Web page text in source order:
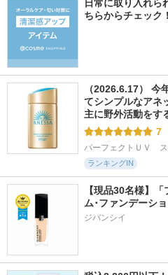
日常に取り入れら
ちらからチェック！
（2026.6.17） 今
てシンプルなアネ
主に野外活動をす
7
パーフェクトＵＶ　
ランキングIN
【現品30名様】
ジバンシイ